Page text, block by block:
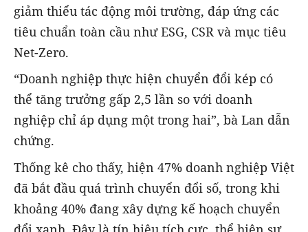
giảm thiểu tác động môi trường, đáp ứng các
tiêu chuẩn toàn cầu như ESG, CSR và mục tiêu
Net-Zero.
“Doanh nghiệp thực hiện chuyển đổi kép có
thể tăng trưởng gấp 2,5 lần so với doanh
nghiệp chỉ áp dụng một trong hai”, bà Lan dẫn
chứng.
Thống kê cho thấy, hiện 47% doanh nghiệp Việt
đã bắt đầu quá trình chuyển đổi số, trong khi
khoảng 40% đang xây dựng kế hoạch chuyển